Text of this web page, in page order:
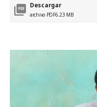
Descargar
archivo PDF6.23 MB